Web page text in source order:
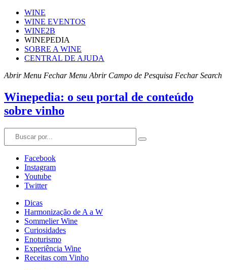
WINE
WINE EVENTOS
WINE2B
WINEPEDIA
SOBRE A WINE
CENTRAL DE AJUDA
Abrir Menu Fechar Menu Abrir Campo de Pesquisa Fechar Search
Winepedia: o seu portal de conteúdo
sobre vinho
Facebook
Instagram
Youtube
Twitter
Dicas
Harmonização de A a W
Sommelier Wine
Curiosidades
Enoturismo
Experiência Wine
Receitas com Vinho